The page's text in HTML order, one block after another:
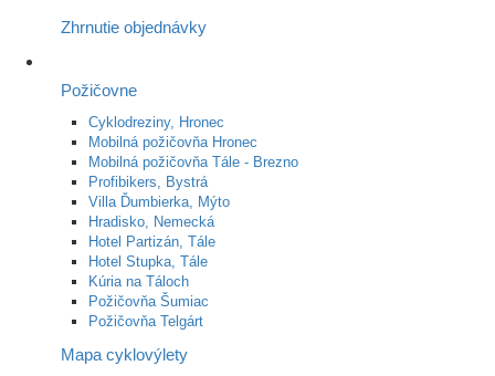
Zhrnutie objednávky
Požičovne
Cyklodreziny, Hronec
Mobilná požičovňa Hronec
Mobilná požičovňa Tále - Brezno
Profibikers, Bystrá
Villa Ďumbierka, Mýto
Hradisko, Nemecká
Hotel Partizán, Tále
Hotel Stupka, Tále
Kúria na Táloch
Požičovňa Šumiac
Požičovňa Telgárt
Mapa cyklovýlety